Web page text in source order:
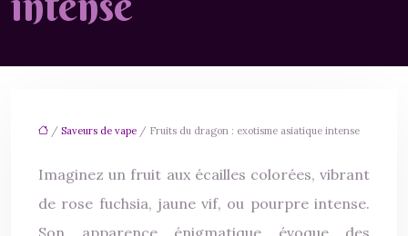
/ Saveurs de vape / Fruits du dragon : exotisme asiatique intense
Imaginez un fruit aux écailles colorées, vibrant
de rose fuchsia, jaune vif, ou pourpre intense.
Son apparence énigmatique évoque des